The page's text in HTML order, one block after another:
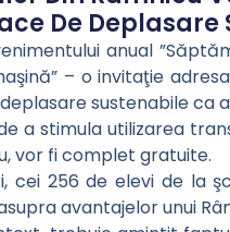
De
anual
– o invitaţie
sustenabile ca
a stimula utilizarea
vor fi complet gratuite.
cei 256 de elevi de la
avantajelor unui